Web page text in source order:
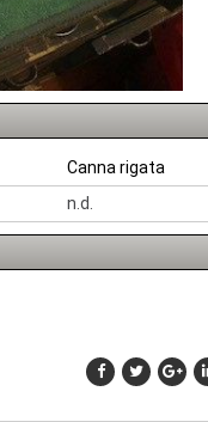
Canna rigata
n.d.